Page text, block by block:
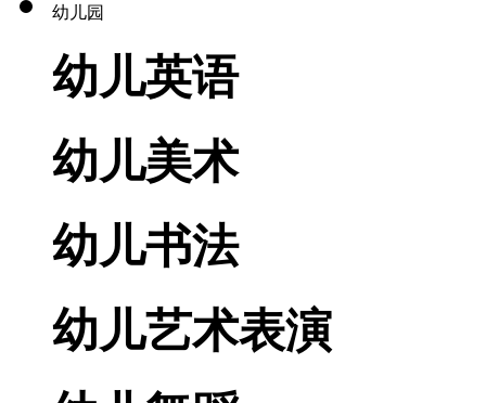
幼儿园
幼儿英语
幼儿美术
幼儿书法
幼儿艺术表演